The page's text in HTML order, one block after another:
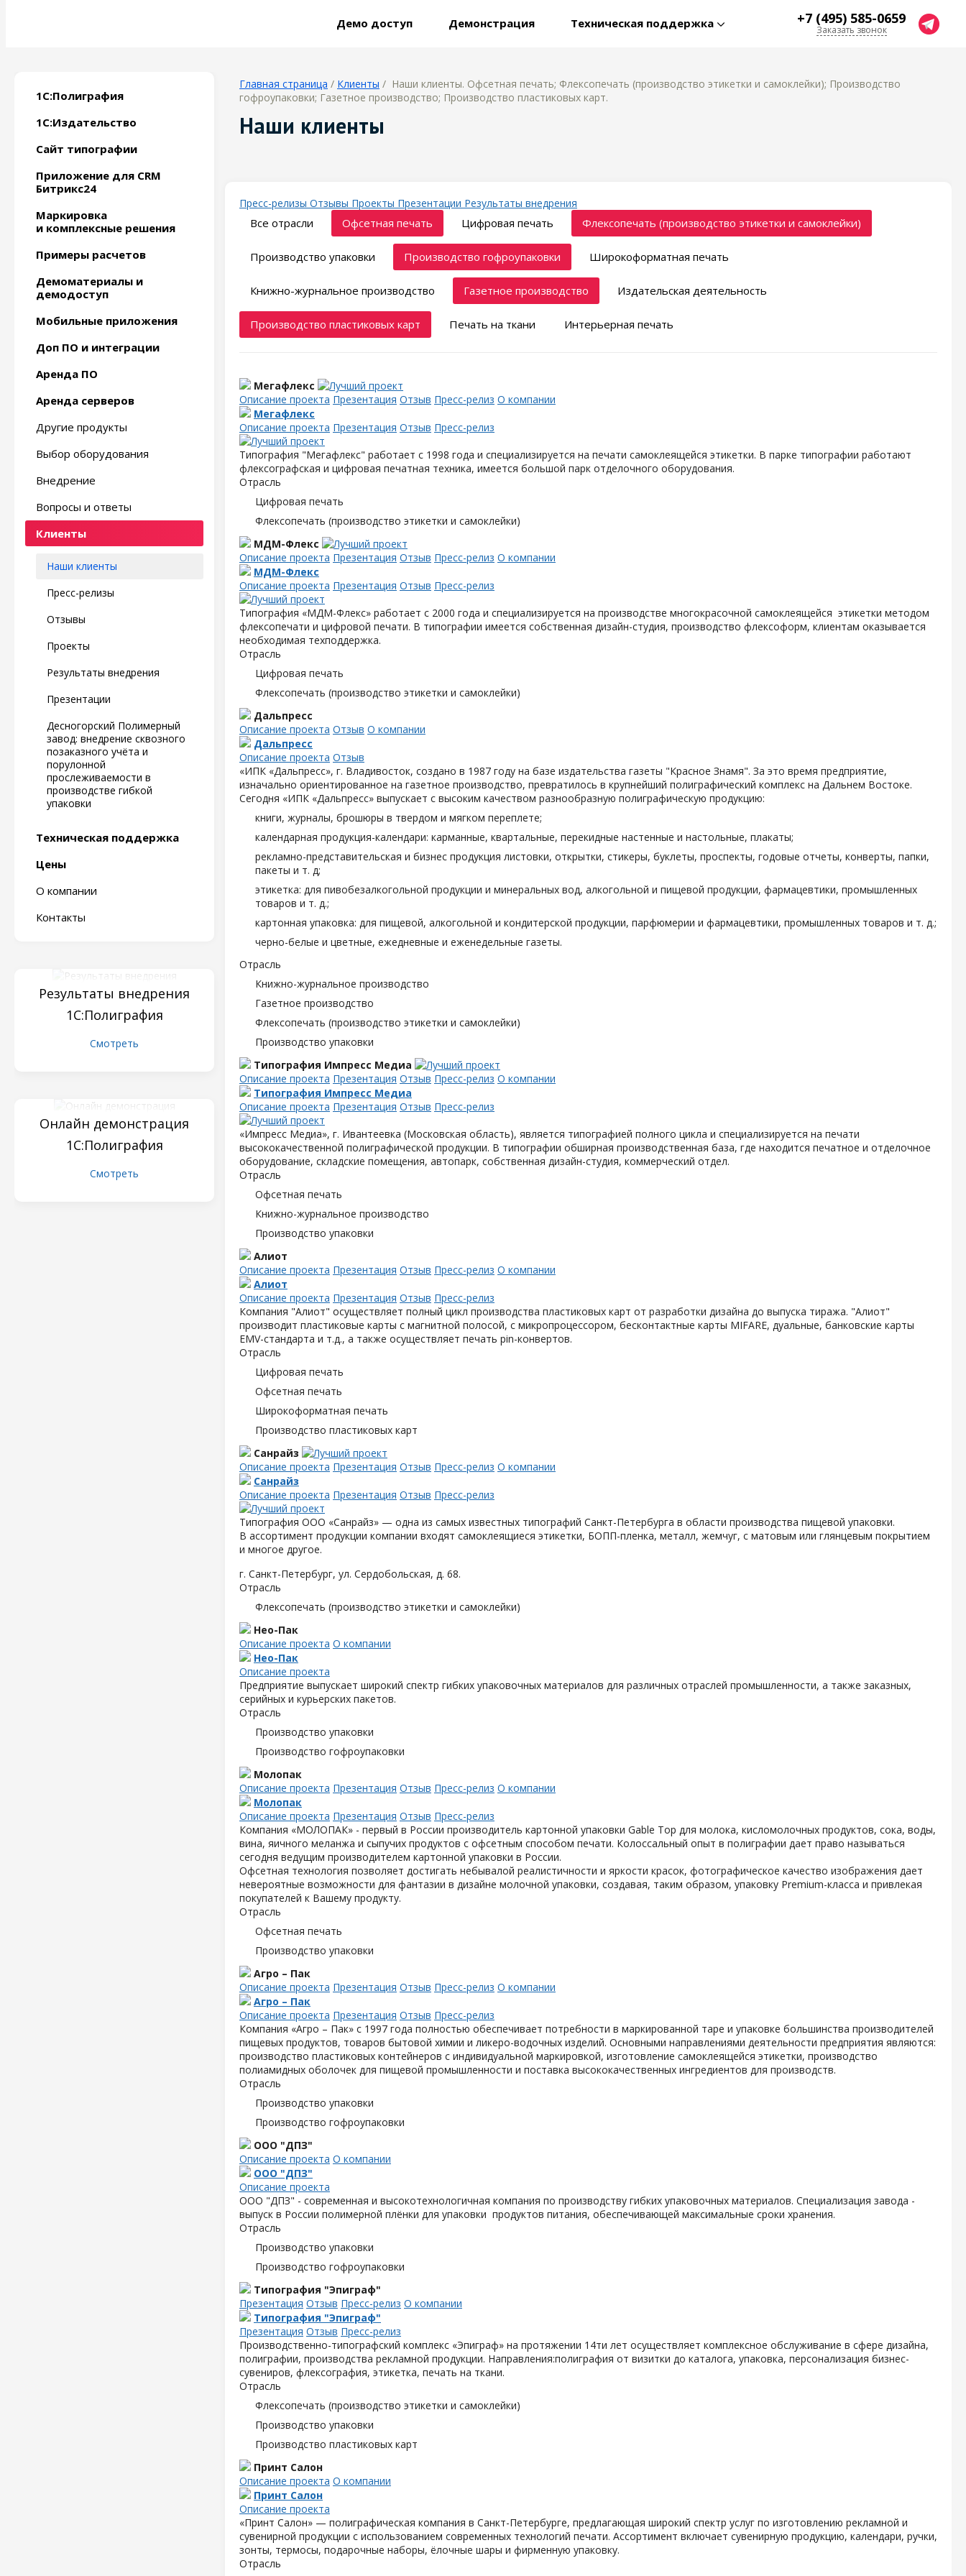
Демо доступ Демонстрация Техническая поддержка +7 (495) 585-0659
Заказать звонок
1С:Полиграфия
1С:Издательство
Сайт типографии
Приложение для CRM
Битрикс24
Маркировка
и комплексные решения
Примеры расчетов
Демоматериалы и
демодоступ
Мобильные приложения
Доп ПО и интеграции
Аренда ПО
Аренда серверов
Другие продукты
Выбор оборудования
Внедрение
Вопросы и ответы
Клиенты
Наши клиенты
Пресс-релизы
Отзывы
Проекты
Результаты внедрения
Презентации
Десногорский Полимерный
завод: внедрение сквозного
позаказного учёта и
порулонной
прослеживаемости в
производстве гибкой
упаковки
Техническая поддержка
Цены
О компании
Контакты
Результаты внедрения
1С:Полиграфия
Смотреть
Онлайн демонстрация
1С:Полиграфия
Смотреть
Главная страница / Клиенты / Наши клиенты. Офсетная печать; Флексопечать (производство этикетки и самоклейки); Производство
гофроупаковки; Газетное производство; Производство пластиковых карт.
Наши клиенты
Пресс-релизы Отзывы Проекты Презентации Результаты внедрения
Все отрасли Офсетная печать Цифровая печать Флексопечать (производство этикетки и самоклейки)
Производство упаковки Производство гофроупаковки Широкоформатная печать
Книжно-журнальное производство Газетное производство Издательская деятельность
Производство пластиковых карт Печать на ткани Интерьерная печать
Мегафлекс
Описание проекта Презентация Отзыв Пресс-релиз О компании
Мегафлекс
Описание проекта Презентация Отзыв Пресс-релиз
Типография "Мегафлекс" работает с 1998 года и специализируется на печати самоклеящейся этикетки. В парке типографии работают
флексографская и цифровая печатная техника, имеется большой парк отделочного оборудования.
Отрасль
Цифровая печать
Флексопечать (производство этикетки и самоклейки)
МДМ-Флекс
Описание проекта Презентация Отзыв Пресс-релиз О компании
МДМ-Флекс
Описание проекта Презентация Отзыв Пресс-релиз
Типография «МДМ-Флекс» работает с 2000 года и специализируется на производстве многокрасочной самоклеящейся этикетки методом
флексопечати и цифровой печати. В типографии имеется собственная дизайн-студия, производство флексоформ, клиентам оказывается
необходимая техподдержка.
Отрасль
Цифровая печать
Флексопечать (производство этикетки и самоклейки)
Дальпресс
Описание проекта Отзыв О компании
Дальпресс
Описание проекта Отзыв
«ИПК «Дальпресс», г. Владивосток, создано в 1987 году на базе издательства газеты "Красное Знамя". За это время предприятие,
изначально ориентированное на газетное производство, превратилось в крупнейший полиграфический комплекс на Дальнем Востоке.
Сегодня «ИПК «Дальпресс» выпускает с высоким качеством разнообразную полиграфическую продукцию:
книги, журналы, брошюры в твердом и мягком переплете;
календарная продукция-календари: карманные, квартальные, перекидные настенные и настольные, плакаты;
рекламно-представительская и бизнес продукция листовки, открытки, стикеры, буклеты, проспекты, годовые отчеты, конверты, папки,
пакеты и т. д;
этикетка: для пивобезалкогольной продукции и минеральных вод, алкогольной и пищевой продукции, фармацевтики, промышленных
товаров и т. д.;
картонная упаковка: для пищевой, алкогольной и кондитерской продукции, парфюмерии и фармацевтики, промышленных товаров и т. д.;
черно-белые и цветные, ежедневные и еженедельные газеты.
Отрасль
Книжно-журнальное производство
Газетное производство
Флексопечать (производство этикетки и самоклейки)
Производство упаковки
Типография Импресс Медиа
Описание проекта Презентация Отзыв Пресс-релиз О компании
Типография Импресс Медиа
Описание проекта Презентация Отзыв Пресс-релиз
«Импресс Медиа», г. Ивантеевка (Московская область), является типографией полного цикла и специализируется на печати
высококачественной полиграфической продукции. В типографии обширная производственная база, где находится печатное и отделочное
оборудование, складские помещения, автопарк, собственная дизайн-студия, коммерческий отдел.
Отрасль
Офсетная печать
Книжно-журнальное производство
Производство упаковки
Алиот
Описание проекта Презентация Отзыв Пресс-релиз О компании
Алиот
Описание проекта Презентация Отзыв Пресс-релиз
Компания "Алиот" осуществляет полный цикл производства пластиковых карт от разработки дизайна до выпуска тиража. "Алиот"
производит пластиковые карты с магнитной полосой, с микропроцессором, бесконтактные карты MIFARE, дуальные, банковские карты
EMV-стандарта и т.д., а также осуществляет печать pin-конвертов.
Отрасль
Цифровая печать
Офсетная печать
Широкоформатная печать
Производство пластиковых карт
Санрайз
Описание проекта Презентация Отзыв Пресс-релиз О компании
Санрайз
Описание проекта Презентация Отзыв Пресс-релиз
Типография ООО «Санрайз» — одна из самых известных типографий Санкт-Петербурга в области производства пищевой упаковки.
В ассортимент продукции компании входят самоклеящиеся этикетки, БОПП-пленка, металл, жемчуг, с матовым или глянцевым покрытием
и многое другое.
г. Санкт-Петербург, ул. Сердобольская, д. 68.
Отрасль
Флексопечать (производство этикетки и самоклейки)
Нео-Пак
Описание проекта О компании
Нео-Пак
Описание проекта
Предприятие выпускает широкий спектр гибких упаковочных материалов для различных отраслей промышленности, а также заказных,
серийных и курьерских пакетов.
Отрасль
Производство упаковки
Производство гофроупаковки
Молопак
Описание проекта Презентация Отзыв Пресс-релиз О компании
Молопак
Описание проекта Презентация Отзыв Пресс-релиз
Компания «МОЛОПАК» - первый в России производитель картонной упаковки Gable Top для молока, кисломолочных продуктов, сока, воды,
вина, яичного меланжа и сыпучих продуктов с офсетным способом печати. Колоссальный опыт в полиграфии дает право называться
сегодня ведущим производителем картонной упаковки в России.
Офсетная технология позволяет достигать небывалой реалистичности и яркости красок, фотографическое качество изображения дает
невероятные возможности для фантазии в дизайне молочной упаковки, создавая, таким образом, упаковку Premium-класса и привлекая
покупателей к Вашему продукту.
Отрасль
Офсетная печать
Производство упаковки
Агро – Пак
Описание проекта Презентация Отзыв Пресс-релиз О компании
Агро – Пак
Описание проекта Презентация Отзыв Пресс-релиз
Компания «Агро – Пак» с 1997 года полностью обеспечивает потребности в маркированной таре и упаковке большинства производителей
пищевых продуктов, товаров бытовой химии и ликеро-водочных изделий. Основными направлениями деятельности предприятия являются:
производство пластиковых контейнеров с индивидуальной маркировкой, изготовление самоклеящейся этикетки, производство
полиамидных оболочек для пищевой промышленности и поставка высококачественных ингредиентов для производств.
Отрасль
Производство упаковки
Производство гофроупаковки
ООО "ДПЗ"
Описание проекта О компании
ООО "ДПЗ"
Описание проекта
ООО "ДПЗ" - современная и высокотехнологичная компания по производству гибких упаковочных материалов. Специализация завода -
выпуск в России полимерной плёнки для упаковки продуктов питания, обеспечивающей максимальные сроки хранения.
Отрасль
Производство упаковки
Производство гофроупаковки
Типография "Эпиграф"
Презентация Отзыв Пресс-релиз О компании
Типография "Эпиграф"
Презентация Отзыв Пресс-релиз
Производственно-типографский комплекс «Эпиграф» на протяжении 14ти лет осуществляет комплексное обслуживание в сфере дизайна,
полиграфии, производства рекламной продукции. Направления:полиграфия от визитки до каталога, упаковка, персонализация бизнес-
сувениров, флексография, этикетка, печать на ткани.
Отрасль
Флексопечать (производство этикетки и самоклейки)
Производство упаковки
Производство пластиковых карт
Принт Салон
Описание проекта О компании
Принт Салон
Описание проекта
«Принт Салон» — полиграфическая компания в Санкт-Петербурге, предлагающая широкий спектр услуг по изготовлению рекламной и
сувенирной продукции с использованием современных технологий печати. Ассортимент включает сувенирную продукцию, календари, ручки,
зонты, термосы, подарочные наборы, ёлочные шары и фирменную упаковку.
Отрасль